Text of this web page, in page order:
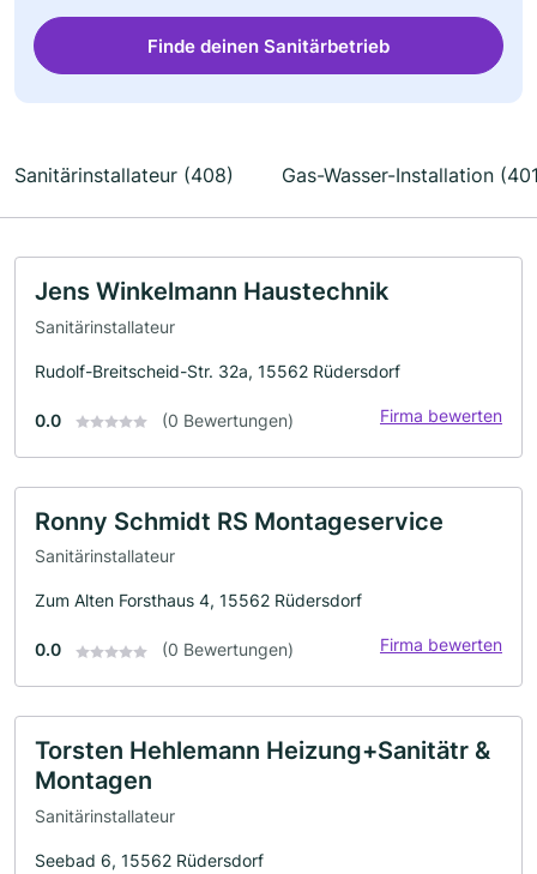
Finde deinen Sanitärbetrieb
Sanitärinstallateur (408) Gas-Wasser-Installation
Jens Winkelmann Haustechnik
Sanitärinstallateur
Rudolf-Breitscheid-Str. 32a, 15562 Rüdersdorf
0.0 (0 Bewertungen) Firma bewerten
Ronny Schmidt RS Montageservice
Sanitärinstallateur
Zum Alten Forsthaus 4, 15562 Rüdersdorf
0.0 (0 Bewertungen) Firma bewerten
Torsten Hehlemann Heizung+Sanitätr &
Montagen
Sanitärinstallateur
Seebad 6, 15562 Rüdersdorf